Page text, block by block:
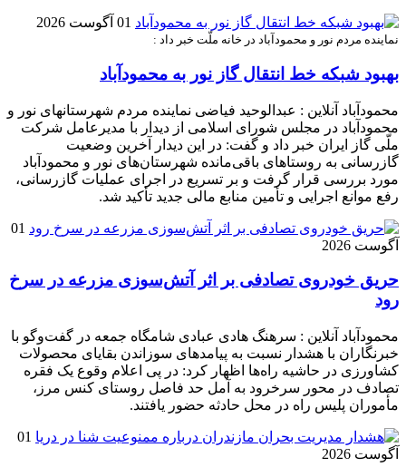
01 آگوست 2026
نماینده مردم نور و محمودآباد در خانه ملّت خبر داد :
بهبود شبکه خط انتقال گاز نور به محمودآباد
محمودآباد آنلاین : عبدالوحید فیاضی نماینده مردم شهرستانهای نور و
محمودآباد در مجلس شورای اسلامی از دیدار با مدیرعامل شرکت
ملّی گاز ایران خبر داد و گفت: در این دیدار آخرین وضعیت
گازرسانی به روستاهای باقی‌مانده شهرستان‌های نور و محمودآباد
مورد بررسی قرار گرفت و بر تسریع در اجرای عملیات گازرسانی،
رفع موانع اجرایی و تأمین منابع مالی جدید تأکید شد.
01
آگوست 2026
حریق خودروی تصادفی بر اثر آتش‌سوزی مزرعه در سرخ
رود
محمودآباد آنلاین : سرهنگ هادی عبادی شامگاه جمعه در گفت‌وگو با
خبرنگاران با هشدار نسبت به پیامدهای سوزاندن بقایای محصولات
کشاورزی در حاشیه راه‌ها اظهار کرد: در پی اعلام وقوع یک فقره
تصادف در محور سرخرود به آمل حد فاصل روستای کنس مرز،
مأموران پلیس راه در محل حادثه حضور یافتند.
01
آگوست 2026